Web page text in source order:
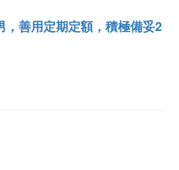
善用定期定額，積極備妥2